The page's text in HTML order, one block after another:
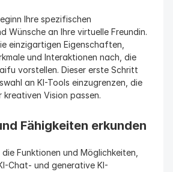
Ihre spezifischen
Wünsche an Ihre virtuelle Freundin.
einzigartigen Eigenschaften,
und Interaktionen nach, die
vorstellen. Dieser erste Schritt
an KI-Tools einzugrenzen, die
kreativen Vision passen.
Fähigkeiten erkunden
Funktionen und Möglichkeiten,
Chat- und generative KI-